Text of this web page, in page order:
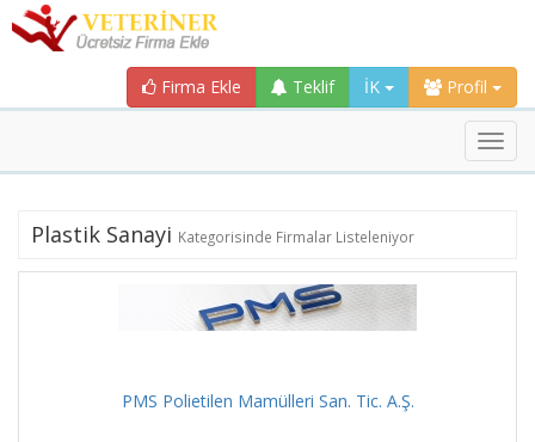
Firma Ekle Teklif İK Profil
Plastik Sanayi Kategorisinde Firmalar Listeleniyor
PMS Polietilen Mamülleri San. Tic. A.Ş.